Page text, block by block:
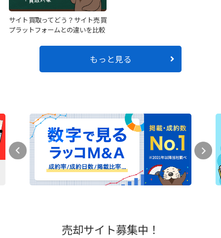
サイト買取ってどう？サイト売買
プラットフォームとの違いを比較
もっと見る
売却サイト募集中！